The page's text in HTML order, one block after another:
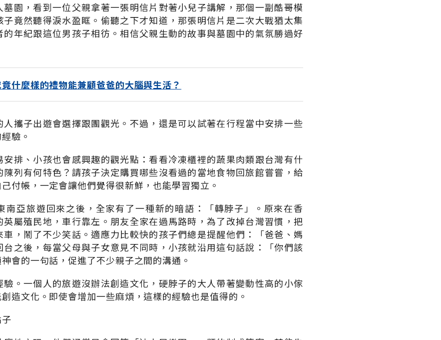
墓園，看到一位父親拿著一張明信片對著小兒子講解，那個一副酷哥模
竟然聽得淚水盈眶。偷聽之下才知道，那張明信片是二次大戰猶太集
年紀跟這位男孩子相彷。相信父親生動的故事與墓園中的氣氛勝過好
什麼樣的禮物能兼顧爸爸的大腦與生活？
攜子出遊會選擇跟團觀光。不過，還是可以試著在行程當中安排一些
驗。
排、小孩也會感興趣的觀光點：看看冷凍櫃裡的蔬果肉類跟台灣有什
列有何特色？請孩子決定購買哪些沒看過的當地食物回旅館嘗嘗，給
付帳，一定會讓他們覺得很新鮮，也能學習獨立。
南亞旅遊回來之後，全家有了一種新的暗語：「轉脖子」。原來在香
屬殖民地，車行靠左。朋友全家在過馬路時，為了改掉台灣習慣，把
，鬧了不少笑話。適應力比較快的孩子們總是提醒他們：「爸爸、媽
之後，每當父母與子女意見不同時，小孩就沿用這句話說：「你們該
會的一句話，促進了不少親子之間的溝通。
。一個人的旅遊沒辦法創造文化，硬脖子的大人帶著變動性高的小傢
造文化。即使會增加一些麻煩，這樣的經驗也是值得的。